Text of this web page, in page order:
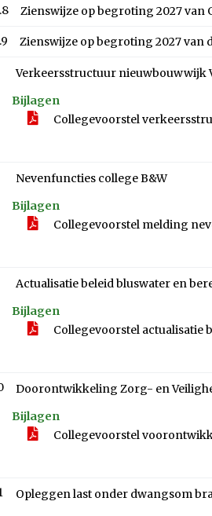
Zienswijze op begroting 2027 van
Zienswijze op begroting 2027 van
Verkeersstructuur nieuwbouwwijk
Bijlagen
Collegevoorstel
Nevenfuncties college B&W
Bijlagen
Collegevoorstel melding
Actualisatie beleid bluswater en
Bijlagen
Collegevoorstel actualisatie
Doorontwikkeling Zorg- en
Bijlagen
Collegevoorstel